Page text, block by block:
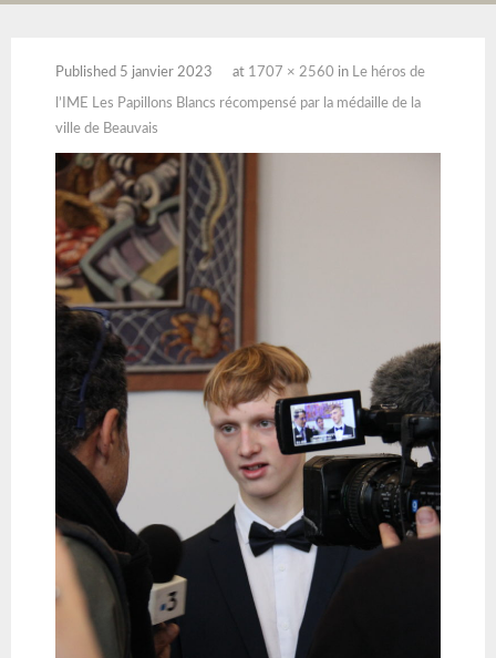
Published 5 janvier 2023 at 1707 × 2560 in Le héros de
l’IME Les Papillons Blancs récompensé par la médaille de la
ville de Beauvais